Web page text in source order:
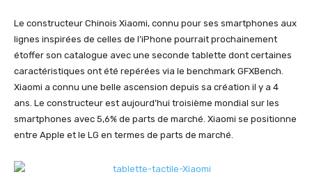
Le constructeur Chinois Xiaomi, connu pour ses smartphones aux
lignes inspirées de celles de l’iPhone pourrait prochainement
étoffer son catalogue avec une seconde tablette dont certaines
caractéristiques ont été repérées via le benchmark GFXBench.
Xiaomi a connu une belle ascension depuis sa création il y a 4
ans. Le constructeur est aujourd’hui troisième mondial sur les
smartphones avec 5,6% de parts de marché. Xiaomi se positionne
entre Apple et le LG en termes de parts de marché.